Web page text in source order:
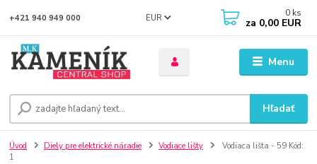
Menu
EUR
Hľadať
+421 940 949 000 0 ks
za 0,00 EUR
Úvod Diely pre elektrické náradie Vodiace lišty
Vodiaca lišta - 59 Kód:
1